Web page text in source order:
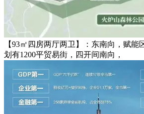
【93㎡四房两厅两卫】：东南向，赋
划有1200平贸易街，四开间南向，